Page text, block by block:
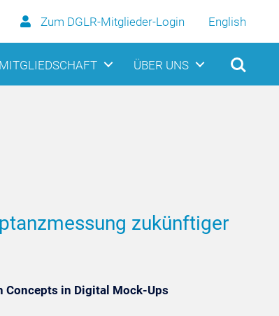
Zum DGLR-Mitglieder-Login English
MITGLIEDSCHAFT ÜBER UNS
zukünftiger
Concepts in Digital Mock-Ups